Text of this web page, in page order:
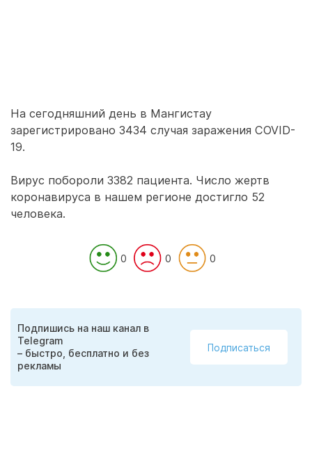
На сегодняшний день в Мангистау
зарегистрировано 3434 случая заражения COVID-
19.
Вирус побороли 3382 пациента. Число жертв
коронавируса в нашем регионе достигло 52
человека.
0 0 0
Подпишись на наш канал в
Telegram
– быстро, бесплатно и без
рекламы
Подписаться